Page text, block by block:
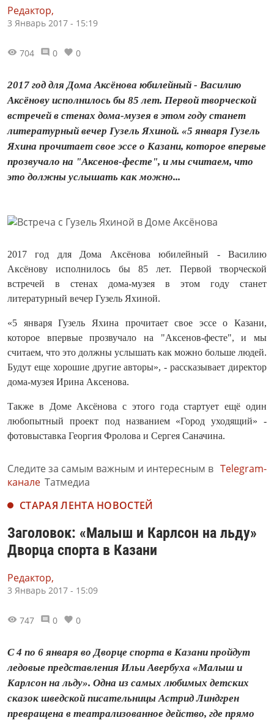
Редактор,
3 Январь 2017 - 15:19
704 0 0
2017 год для Дома Аксёнова юбилейный - Василию
Аксёнову исполнилось бы 85 лет. Первой творческой
встречей в стенах дома-музея в этом году станет
литературный вечер Гузель Яхиной. «5 января Гузель
Яхина прочитает свое эссе о Казани, которое впервые
прозвучало на "Аксенов-фесте", и мы считаем, что
это должны услышать как можно...
2017 год для Дома Аксёнова юбилейный - Василию
Аксёнову исполнилось бы 85 лет. Первой творческой
встречей в стенах дома-музея в этом году станет
литературный вечер Гузель Яхиной.
«5 января Гузель Яхина прочитает свое эссе о Казани,
которое впервые прозвучало на "Аксенов-фесте", и мы
считаем, что это должны услышать как можно больше людей.
Будут еще хорошие другие авторы», - рассказывает директор
дома-музея Ирина Аксенова.
Также в Доме Аксёнова с этого года стартует ещё один
любопытный проект под названием «Город уходящий» -
фотовыставка Георгия Фролова и Сергея Саначина.
Следите за самым важным и интересным в Telegram-
канале Татмедиа
СТАРАЯ ЛЕНТА НОВОСТЕЙ
Заголовок: «Малыш и Карлсон на льду»
Дворца спорта в Казани
Редактор,
3 Январь 2017 - 15:09
747 0 0
С 4 по 6 января во Дворце спорта в Казани пройдут
ледовые представления Ильи Авербуха «Малыш и
Карлсон на льду». Одна из самых любимых детских
сказок шведской писательницы Астрид Линдгрен
превращена в театрализованное действо, где прямо